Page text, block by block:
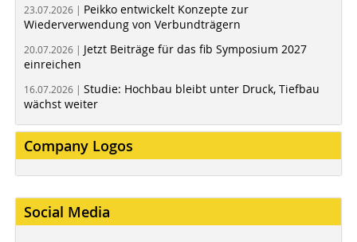
23.07.2026 | Peikko entwickelt Konzepte zur
Wiederverwendung von Verbundträgern
20.07.2026 | Jetzt Beiträge für das fib Symposium 2027
einreichen
16.07.2026 | Studie: Hochbau bleibt unter Druck, Tiefbau
wächst weiter
Company Logos
Social Media